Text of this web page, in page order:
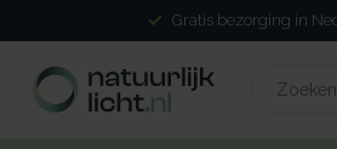
Gratis bezorging in